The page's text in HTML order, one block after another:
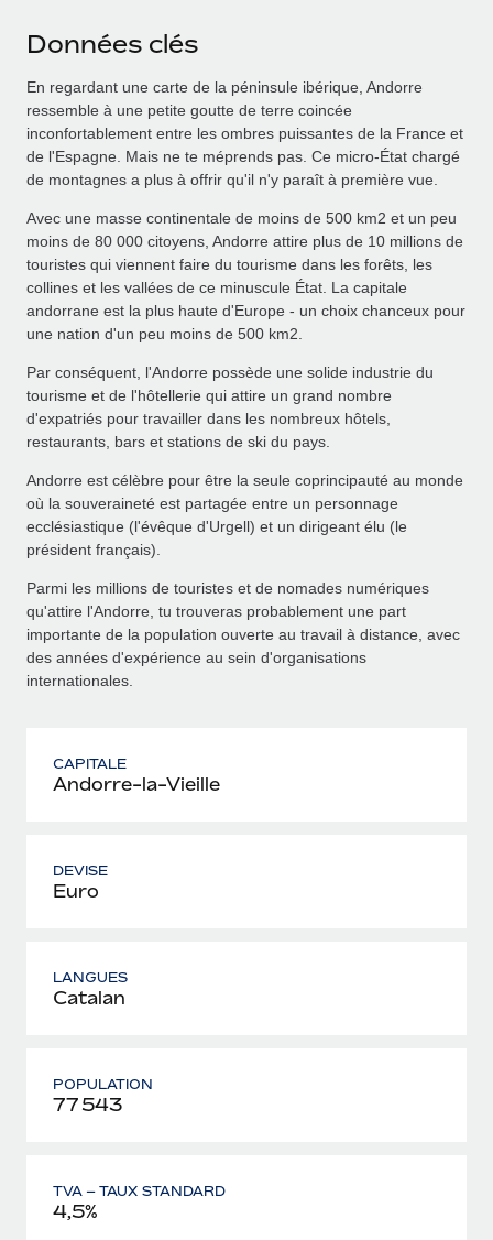
Données clés
En regardant une carte de la péninsule ibérique, Andorre
ressemble à une petite goutte de terre coincée
inconfortablement entre les ombres puissantes de la France et
de l'Espagne. Mais ne te méprends pas. Ce micro-État chargé
de montagnes a plus à offrir qu'il n'y paraît à première vue.
Avec une masse continentale de moins de 500 km2 et un peu
moins de 80 000 citoyens, Andorre attire plus de 10 millions de
touristes qui viennent faire du tourisme dans les forêts, les
collines et les vallées de ce minuscule État. La capitale
andorrane est la plus haute d'Europe - un choix chanceux pour
une nation d'un peu moins de 500 km2.
Par conséquent, l'Andorre possède une solide industrie du
tourisme et de l'hôtellerie qui attire un grand nombre
d'expatriés pour travailler dans les nombreux hôtels,
restaurants, bars et stations de ski du pays.
Andorre est célèbre pour être la seule coprincipauté au monde
où la souveraineté est partagée entre un personnage
ecclésiastique (l'évêque d'Urgell) et un dirigeant élu (le
président français).
Parmi les millions de touristes et de nomades numériques
qu'attire l'Andorre, tu trouveras probablement une part
importante de la population ouverte au travail à distance, avec
des années d'expérience au sein d'organisations
internationales.
CAPITALE
Andorre-la-Vieille
DEVISE
Euro
LANGUES
Catalan
POPULATION
77 543
TVA – TAUX STANDARD
4,5%